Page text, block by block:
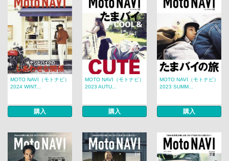
MOTO NAVI（モトナビ）
2024 WINT...
購入
MOTO NAVI（モトナビ）
2023 AUTU...
購入
MOTO NAVI（モトナビ）
2023 SUMM...
購入